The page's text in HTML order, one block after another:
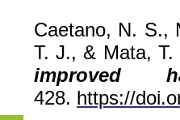
Caetano, N. S.,
T. J., & Mata,
improved
428. https://